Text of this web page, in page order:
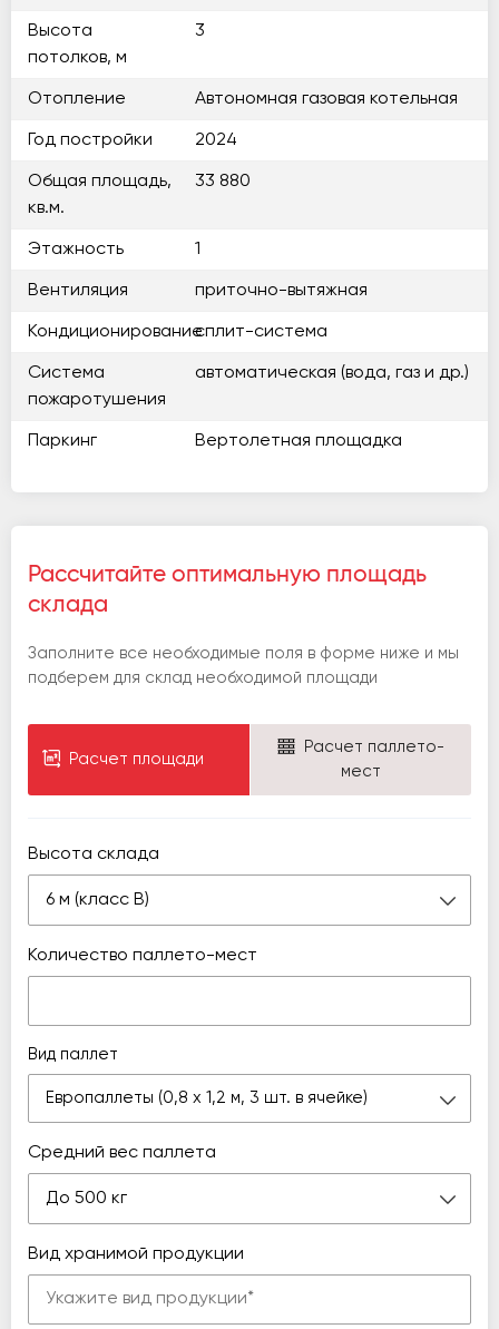
Высота
потолков, м
3
Отопление Автономная газовая котельная
Год постройки 2024
Общая площадь,
кв.м.
33 880
Этажность 1
Вентиляция приточно-вытяжная
Кондиционированиесплит-система
Система
пожаротушения
автоматическая (вода, газ и др.)
Паркинг Вертолетная площадка
Рассчитайте оптимальную площадь
склада
Заполните все необходимые поля в форме ниже и мы
подберем для склад необходимой площади
Расчет площади
Расчет паллето-
мест
Высота склада
6 м (класс В)
Количество паллето-мест
Вид паллет
Европаллеты (0,8 х 1,2 м, 3 шт. в ячейке)
Средний вес паллета
До 500 кг
Вид хранимой продукции